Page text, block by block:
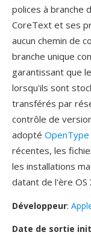
polices à branche
CoreText et ses
aucun chemin de
branche unique
garantissant que
lorsqu'ils sont
transférés par
contrôle de
adopté OpenType
récentes, les
les installations
datant de l'ère OS
Développeur:
Date de sortie